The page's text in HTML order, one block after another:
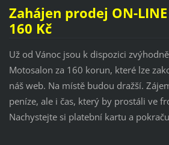
Zahájen prodej ON-
160 Kč
Už od Vánoc jsou k dispozici
Motosalon za 160 korun, které lze
náš web. Na místě budou dražší.
peníze, ale i čas, který by prostáli ve
Nachystejte si platební kartu a